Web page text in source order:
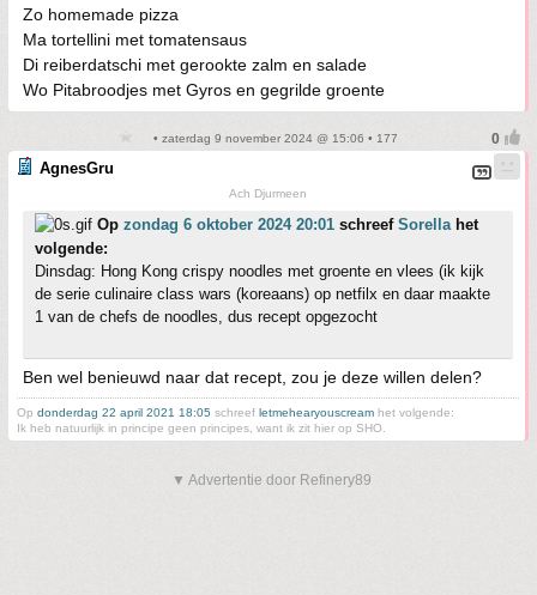
Zo homemade pizza
Ma tortellini met tomatensaus
Di reiberdatschi met gerookte zalm en salade
Wo Pitabroodjes met Gyros en gegrilde groente
• zaterdag 9 november 2024 @ 15:06 • 177
AgnesGru
Ach Djurmeen
Op zondag 6 oktober 2024 20:01 schreef Sorella het
volgende:
Dinsdag: Hong Kong crispy noodles met groente en vlees (ik kijk
de serie culinaire class wars (koreaans) op netfilx en daar maakte
1 van de chefs de noodles, dus recept opgezocht
Ben wel benieuwd naar dat recept, zou je deze willen delen?
Op donderdag 22 april 2021 18:05 schreef letmehearyouscream het volgende:
Ik heb natuurlijk in principe geen principes, want ik zit hier op SHO.
▼ Advertentie door Refinery89